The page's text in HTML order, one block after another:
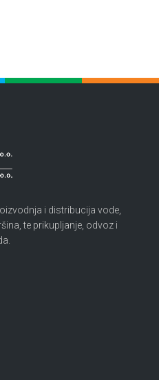
i distribucija vode,
te prikupljanje, odvoz i